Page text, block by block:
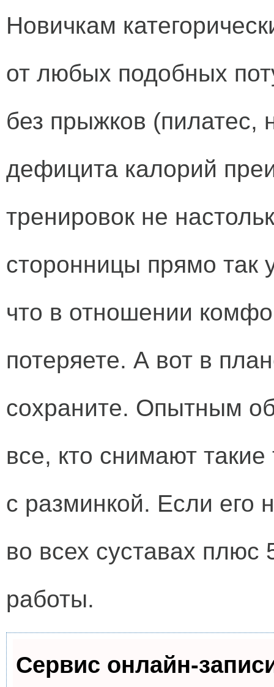
Новичкам
от любых подобных
без прыжков (пилатес,
дефицита калорий
тренировок не
сторонницы прямо так
что в отношении
потеряете. А вот в
сохраните. Опытным
все, кто снимают
с разминкой. Если его
во всех суставах
работы.
Сервис онлайн-